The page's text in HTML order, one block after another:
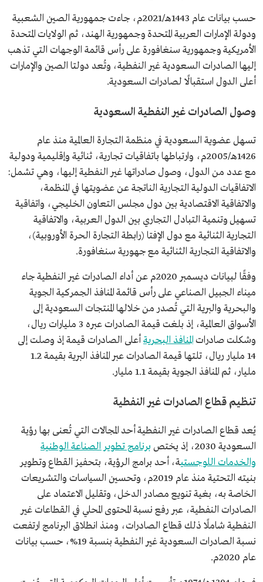
حسب بيانات عام 1443هـ/2021م، جاءت جمهورية الصين الشعبية
ودولة الإمارات العربية المتحدة وجمهورية الهند، ثم الولايات المتحدة
الأمريكية وجمهورية سنغافورة على رأس قائمة الوجهات التي تذهب
إليها الصادرات السعودية غير النفطية، وتُعد دولتا الصين والإمارات
أعلى الدول استقبالًا لصادرات السعودية.
وصول الصادرات غير النفطية السعودية
تسهل عضوية السعودية في منظمة التجارة العالمية منذ عام
1426هـ/2005م، وارتباطها باتفاقيات تجارية، ثنائية وإقليمية ودولية
مع عدد من الدول، وصول صادراتها غير النفطية إليها، وهي تشمل:
الاتفاقيات الدولية التجارية الناتجة عن عضويتها في المنظمة،
والاتفاقية الاقتصادية بين دول مجلس التعاون الخليجي، واتفاقية
تسهيل وتنمية التبادل التجاري بين الدول العربية، والاتفاقية
التجارية الثنائية مع دول الإفتا (رابطة التجارة الحرة الأوروبية)،
والاتفاقية التجارية الثنائية مع جهورية سنغافورة.
وفقًا لبيانات ديسمبر 2020م عن أداء الصادرات غير النفطية جاء
ميناء الجبيل الصناعي على رأس قائمة المنافذ الجمركية الجوية
والبحرية والبرية التي تُصدر من خلالها المنتجات السعودية إلى
الأسواق العالمية، إذ بلغت قيمة الصادرات عبره 3 مليارات ريال،
وشكلت صادراتالمنافذ البحرية أعلى الصادرات قيمة إذ وصلت إلى
14 مليار ريال، تلتها قيمة الصادرات عبر المنافذ البرية بقيمة 1.2
مليار، ثم المنافذ الجوية بقيمة 1.1 مليار.
تنظيم قطاع الصادرات غير النفطية
يُعد قطاع الصادرات غير النفطية أحد المجالات التي تُعنى بها رؤية
السعودية 2030، إذ يختص
برنامج تطوير الصناعة الوطنية
والخدمات اللوجستية، أحد برامج الرؤية، بتحفيز القطاع وتطوير
بنيته التحتية منذ عام 2019م، وتحسين السياسات والتشريعات
الخاصة به، بغية تنويع مصادر الدخل، وتقليل الاعتماد على
الصادرات النفطية، عبر رفع نسبة المحتوى المحلي في القطاعات غير
النفطية شاملًا ذلك قطاع الصادرات، ومنذ انطلاق البرنامج ارتفعت
نسبة الصادرات السعودية غير النفطية بنسبة 19%، حسب بيانات
عام 2020م.